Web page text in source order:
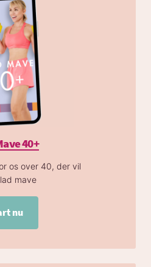
40+
os over 40, der vil
mave
nu